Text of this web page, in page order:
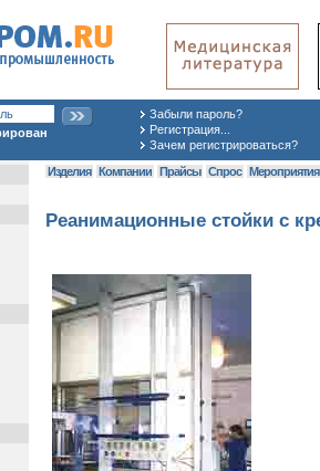
Забыли пароль?
Регистрация...
Зачем регистрироваться?
Изделия Компании Прайсы Спрос Мероприятия
Реанимационные стойки с